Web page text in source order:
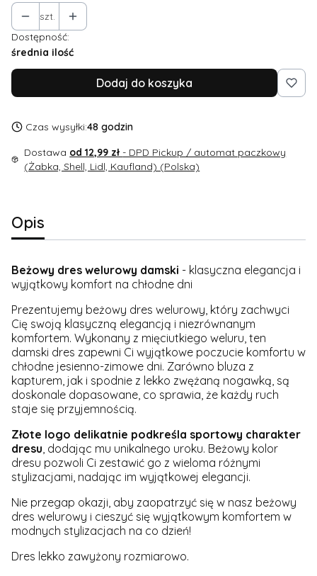
szt.
Dostępność:
średnia ilość
Dodaj do koszyka
Czas wysyłki:48 godzin
Dostawa od 12,99 zł - DPD Pickup / automat paczkowy
(Żabka, Shell, Lidl, Kaufland) (Polska)
Opis
Beżowy dres welurowy damski - klasyczna elegancja i
wyjątkowy komfort na chłodne dni
Prezentujemy beżowy dres welurowy, który zachwyci
Cię swoją klasyczną elegancją i niezrównanym
komfortem. Wykonany z mięciutkiego weluru, ten
damski dres zapewni Ci wyjątkowe poczucie komfortu w
chłodne jesienno-zimowe dni. Zarówno bluza z
kapturem, jak i spodnie z lekko zwężaną nogawką, są
doskonale dopasowane, co sprawia, że każdy ruch
staje się przyjemnością.
Złote logo delikatnie podkreśla sportowy charakter
dresu, dodając mu unikalnego uroku. Beżowy kolor
dresu pozwoli Ci zestawić go z wieloma różnymi
stylizacjami, nadając im wyjątkowej elegancji.
Nie przegap okazji, aby zaopatrzyć się w nasz beżowy
dres welurowy i cieszyć się wyjątkowym komfortem w
modnych stylizacjach na co dzień!
Dres lekko zawyżony rozmiarowo.